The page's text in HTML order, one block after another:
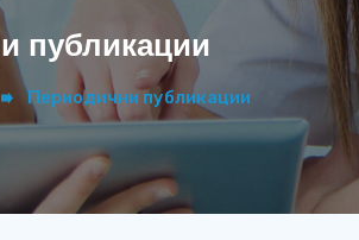
публикации
Периодични публикации